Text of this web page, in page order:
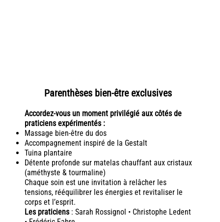
Parenthèses bien-être exclusives
Accordez-vous un moment privilégié aux côtés de
praticiens expérimentés :
Massage bien-être du dos
Accompagnement inspiré de la Gestalt
Tuina plantaire
Détente profonde sur matelas chauffant aux cristaux
(améthyste & tourmaline)
Chaque soin est une invitation à relâcher les
tensions, rééquilibrer les énergies et revitaliser le
corps et l’esprit.
Les praticiens: Sarah Rossignol • Christophe Ledent